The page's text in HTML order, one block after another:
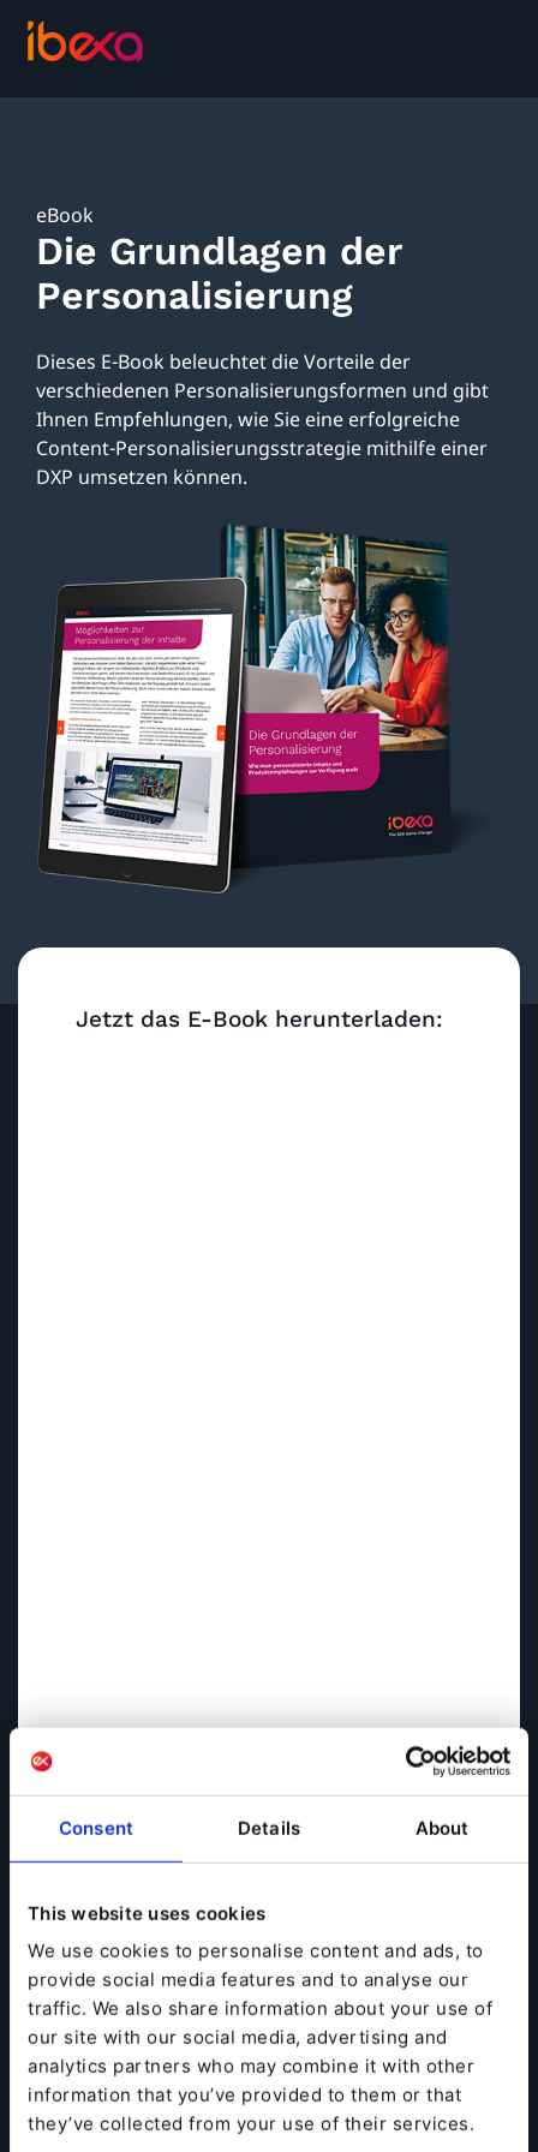
Consent Details About
This website uses cookies
We use cookies to personalise content and ads, to
provide social media features and to analyse our
traffic. We also share information about your use of
our site with our social media, advertising and
analytics partners who may combine it with other
information that you’ve provided to them or that
they’ve collected from your use of their services.
eBook
Die Grundlagen der
Personalisierung
Dieses E-Book beleuchtet die Vorteile der
verschiedenen Personalisierungsformen und gibt
Ihnen Empfehlungen, wie Sie eine erfolgreiche
Content-Personalisierungsstrategie mithilfe einer
DXP umsetzen können.
Unternehmen stehen heutzutage unter der
Herausforderung, digital auf dem neuesten Stand zu
Jetzt das E-Book herunterladen: